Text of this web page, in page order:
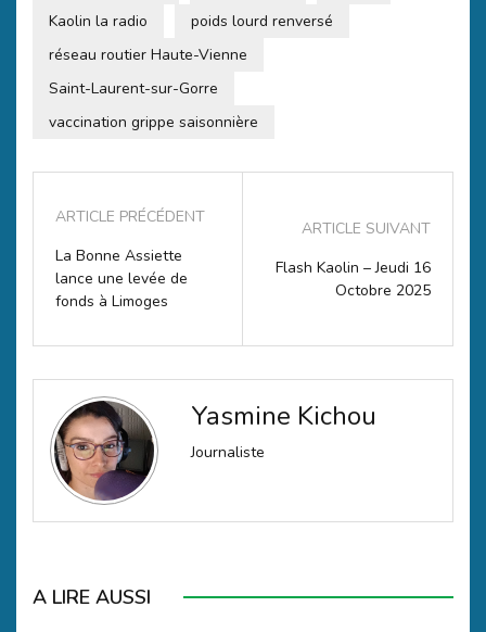
Kaolin la radio
poids lourd renversé
réseau routier Haute-Vienne
Saint-Laurent-sur-Gorre
vaccination grippe saisonnière
ARTICLE PRÉCÉDENT
La Bonne Assiette
lance une levée de
fonds à Limoges
ARTICLE SUIVANT
Flash Kaolin – Jeudi 16
Octobre 2025
Yasmine Kichou
Journaliste
A LIRE AUSSI